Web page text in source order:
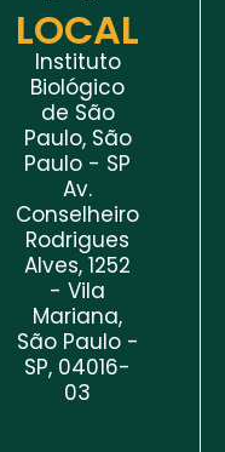
LOCAL
Instituto
Biológico
de São
Paulo, São
Paulo - SP
Av.
Conselheiro
Rodrigues
Alves, 1252
- Vila
Mariana,
São Paulo -
SP, 04016-
03